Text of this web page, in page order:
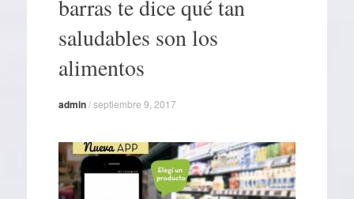
barras te dice qué tan
saludables son los
alimentos
admin/septiembre 9, 2017